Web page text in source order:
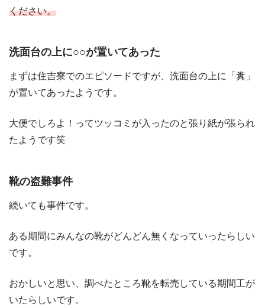
ください。
洗面台の上に○○が置いてあった
まずは住吉寮でのエピソードですが、洗面台の上に「糞」
が置いてあったようです。
大便でしろよ！ってツッコミが入ったのと張り紙が張られ
たようです笑
靴の盗難事件
続いても事件です。
ある期間にみんなの靴がどんどん無くなっていったらしい
です。
おかしいと思い、調べたところ靴を転売している期間工が
いたらしいです。